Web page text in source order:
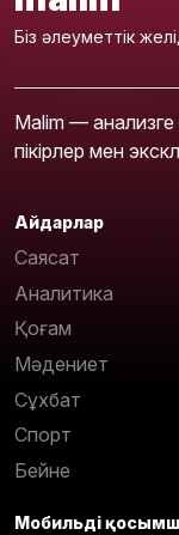
Біз әлеуметтік
Malim — анализге
пікірлер мен
Айдарлар
Саясат
Аналитика
Қоғам
Мәдениет
Сұхбат
Спорт
Бейне
Мобильді